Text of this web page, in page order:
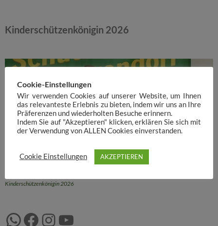
Kinderschützenkönigin 2026
Kinderschützenkönigin 2026
WhatsApp
Facebook
Instagram
YouTube
Cookie-Einstellungen
Wir verwenden Cookies auf unserer Website, um Ihnen
das relevanteste Erlebnis zu bieten, indem wir uns an Ihre
Präferenzen und wiederholten Besuche erinnern.
Indem Sie auf "Akzeptieren" klicken, erklären Sie sich mit
der Verwendung von ALLEN Cookies einverstanden.
Cookie Einstellungen AKZEPTIEREN